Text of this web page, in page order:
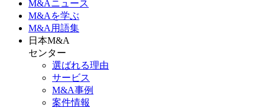
M&Aニュース
M&Aを学ぶ
M&A 用語集
日本M&A
センター
選ばれる理由
サービス
M&A事例
案件情報